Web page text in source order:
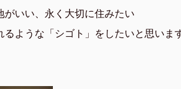
がいい、永く大切に住みたい
るような「シゴト」をしたいと思いま